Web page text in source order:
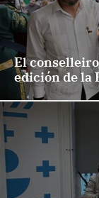
El conselleiro
edición de la